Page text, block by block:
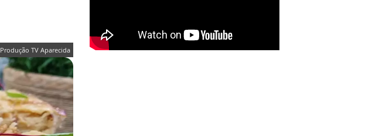
Produção TV Aparecida